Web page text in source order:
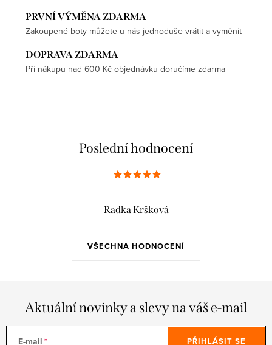
PRVNÍ VÝMĚNA ZDARMA
Zakoupené boty můžete u nás jednoduše vrátit a vyměnit
DOPRAVA ZDARMA
Pří nákupu nad 600 Kč objednávku doručíme zdarma
Poslední hodnocení
VŠECHNA HODNOCENÍ
Radka Kršková
Aktuální novinky a slevy na váš e-mail
E-mail PŘIHLÁSIT SE